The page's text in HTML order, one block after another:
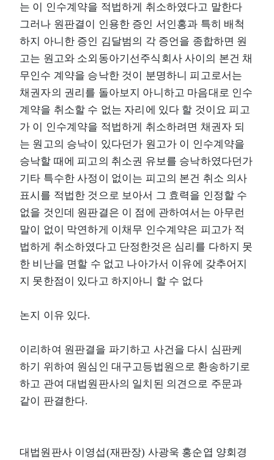
는 이 인수계약을 적법하게 취소하였다고 말한다
그러나 원판결이 인용한 증인 서인홍과 특히 배척
하지 아니한 증인 김달범의 각 증언을 종합하면 원
고는 원고와 소외동아기선주식회사 사이의 본건 채
무인수 계약을 승낙한 것이 분명하니 피고로서는
채권자의 권리를 돌아보지 아니하고 마음대로 인수
계약을 취소할 수 없는 자리에 있다 할 것이요 피고
가 이 인수계약을 적법하게 취소하려면 채권자 되
는 원고의 승낙이 있다던가 원고가 이 인수계약을
승낙할 때에 피고의 취소권 유보를 승낙하였다던가
기타 특수한 사정이 없이는 피고의 본건 취소 의사
표시를 적법한 것으로 보아서 그 효력을 인정할 수
없을 것인데 원판결은 이 점에 관하여서는 아무런
말이 없이 막연하게 이채무 인수계약은 피고가 적
법하게 취소하였다고 단정한것은 심리를 다하지 못
한 비난을 면할 수 없고 나아가서 이유에 갖추어지
지 못한점이 있다고 하지아니 할 수 없다
논지 이유 있다.
이리하여 원판결을 파기하고 사건을 다시 심판케
하기 위하여 원심인 대구고등법원으로 환송하기로
하고 관여 대법원판사의 일치된 의견으로 주문과
같이 판결한다.
대법원판사 이영섭(재판장) 사광욱 홍순엽 양회경